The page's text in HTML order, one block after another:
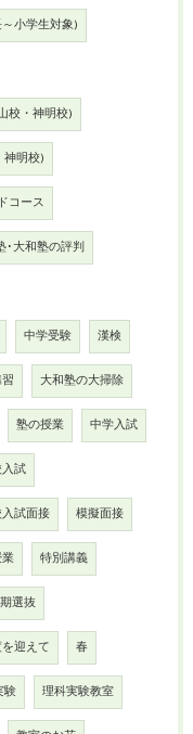
小学生対象)
校・神明校)
神明校)
コース
･大和塾の評判
中学受験 漢検
大和塾の大掃除
塾の授業 中学入試
試
試面接 模擬面接
特別講義
選抜
迎えて 春
験 理科実験教室